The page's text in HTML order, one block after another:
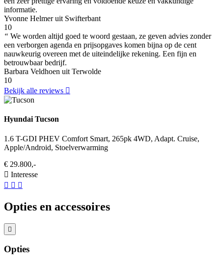
informatie.
Yvonne Helmer uit Swifterbant
10
“ We worden altijd goed te woord gestaan, ze geven advies zonder
een verborgen agenda en prijsopgaves komen bijna op de cent
nauwkeurig overeen met de uiteindelijke rekening. Een fijn en
betrouwbaar bedrijf.
Barbara Veldhoen uit Terwolde
10
Bekijk alle reviews
Hyundai Tucson
1.6 T-GDI PHEV Comfort Smart, 265pk 4WD, Adapt. Cruise,
Apple/Android, Stoelverwarming
€ 29.800,-
Interesse
Opties en accessoires
Opties